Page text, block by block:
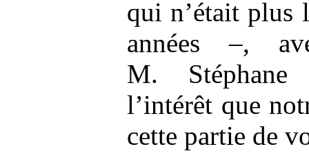
qui n’était plus
années –,
M.
l’intérêt que
cette partie de